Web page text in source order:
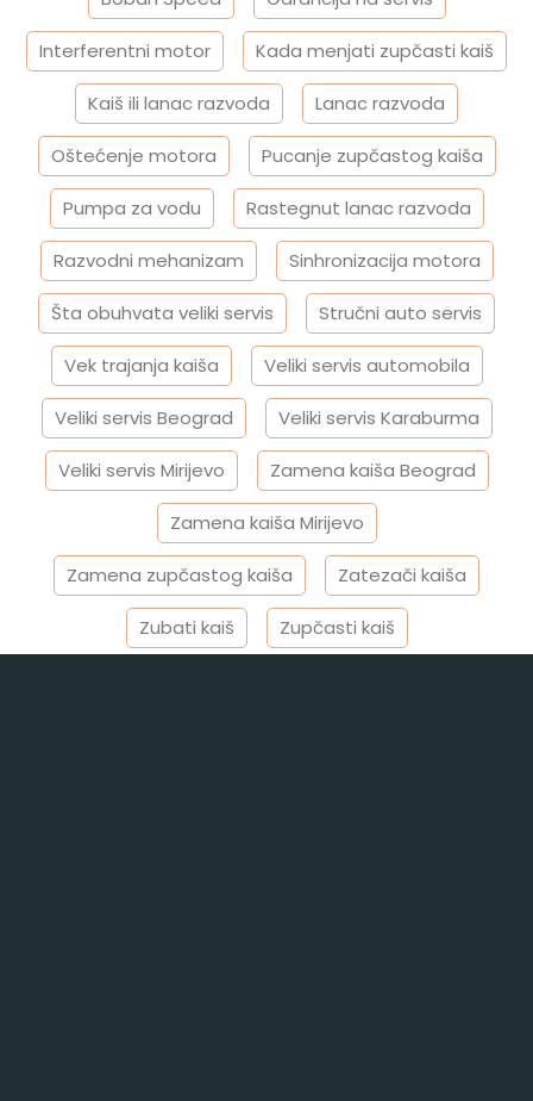
Interferentni motor Kada menjati zupčasti kaiš
Kaiš ili lanac razvoda Lanac razvoda
Oštećenje motora Pucanje zupčastog kaiša
Pumpa za vodu Rastegnut lanac razvoda
Razvodni mehanizam Sinhronizacija motora
Šta obuhvata veliki servis Stručni auto servis
Vek trajanja kaiša Veliki servis automobila
Veliki servis Beograd Veliki servis Karaburma
Veliki servis Mirijevo Zamena kaiša Beograd
Zamena kaiša Mirijevo
Zamena zupčastog kaiša Zatezači kaiša
Zubati kaiš Zupčasti kaiš